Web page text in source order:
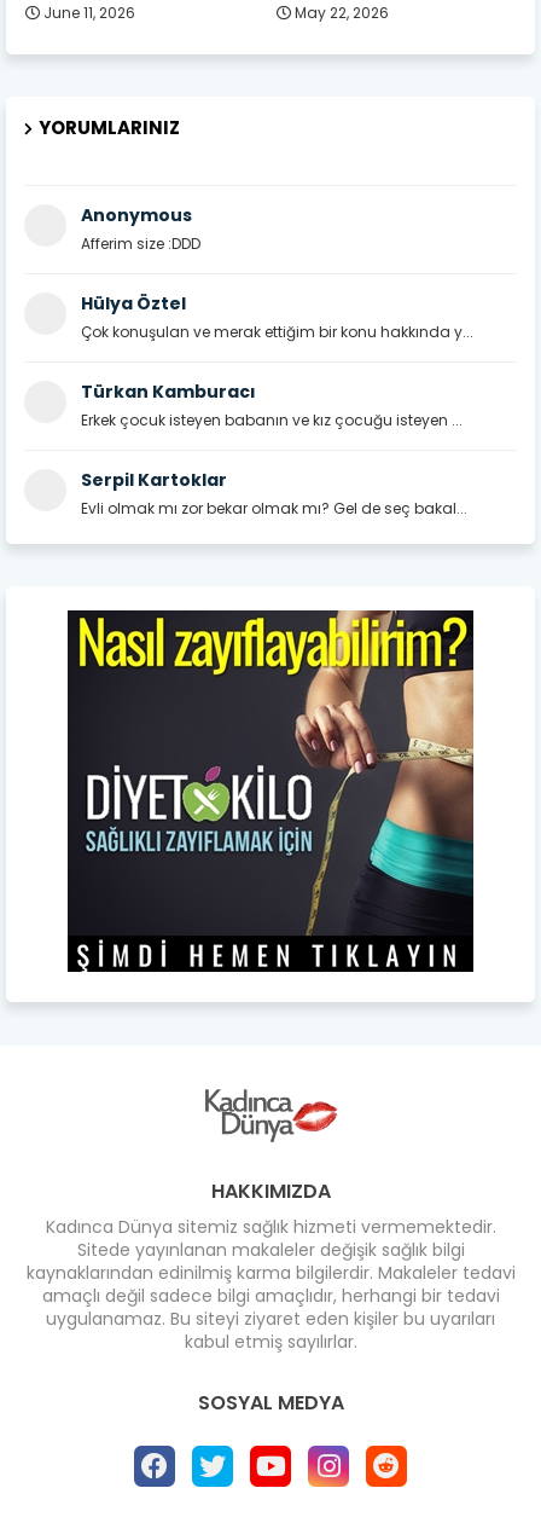
June 11, 2026 May 22, 2026
YORUMLARINIZ
Anonymous
Afferim size :DDD
Hülya Öztel
Çok konuşulan ve merak ettiğim bir konu hakkında y...
Türkan Kamburacı
Erkek çocuk isteyen babanın ve kız çocuğu isteyen ...
Serpil Kartoklar
Evli olmak mı zor bekar olmak mı? Gel de seç bakal...
HAKKIMIZDA
Kadınca Dünya sitemiz sağlık hizmeti vermemektedir.
Sitede yayınlanan makaleler değişik sağlık bilgi
kaynaklarından edinilmiş karma bilgilerdir. Makaleler tedavi
amaçlı değil sadece bilgi amaçlıdır, herhangi bir tedavi
uygulanamaz. Bu siteyi ziyaret eden kişiler bu uyarıları
kabul etmiş sayılırlar.
SOSYAL MEDYA